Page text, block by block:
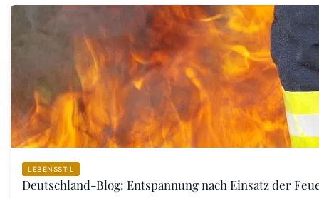
LEBENSSTIL
Deutschland-Blog: Entspannung nach Einsatz der